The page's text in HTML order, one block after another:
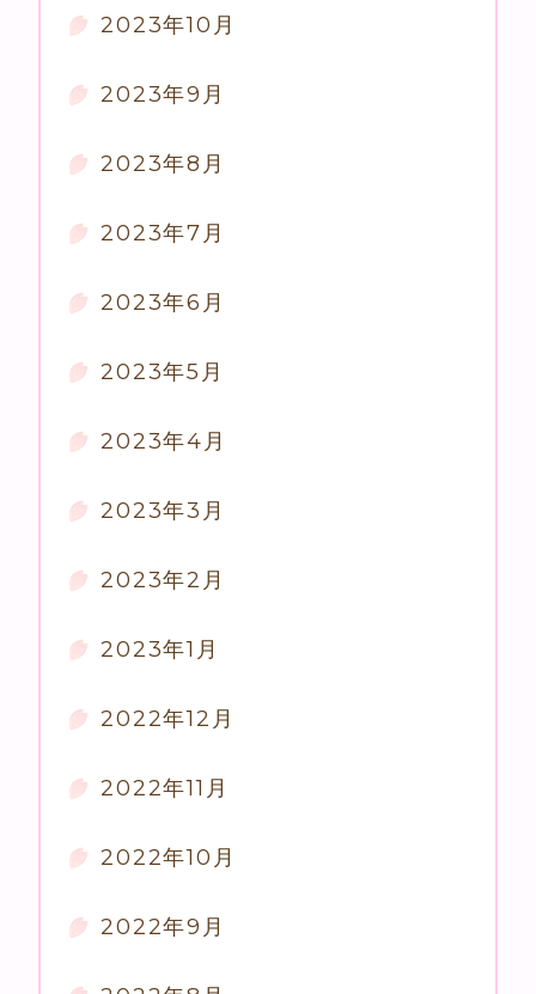
2023年10月
2023年9月
2023年8月
2023年7月
2023年6月
2023年5月
2023年4月
2023年3月
2023年2月
2023年1月
2022年12月
2022年11月
2022年10月
2022年9月